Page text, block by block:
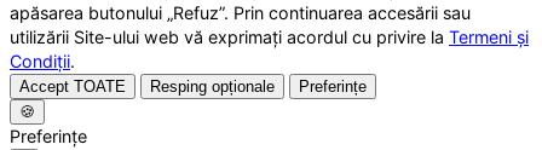
apăsarea butonului „Refuz”. Prin continuarea accesării sau
utilizării Site-ului web vă exprimați acordul cu privire la Termeni și
Condiții.
Accept TOATE Resping opționale
Preferințe
🍪
Preferințe